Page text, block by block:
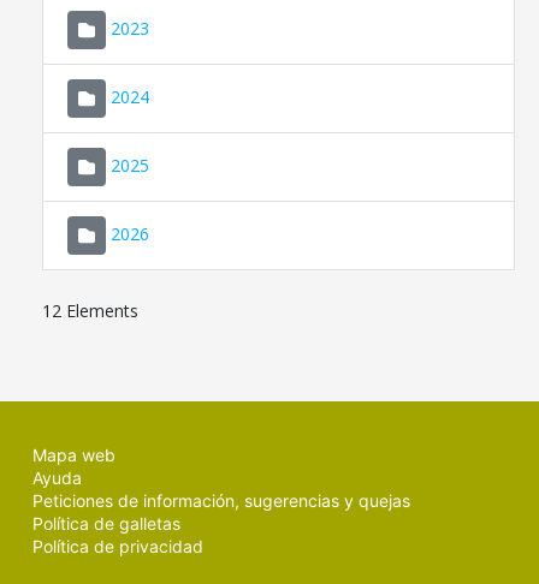
2023
2024
2025
2026
12 Elements
Mapa web
Ayuda
Peticiones de información, sugerencias y quejas
Política de galletas
Política de privacidad